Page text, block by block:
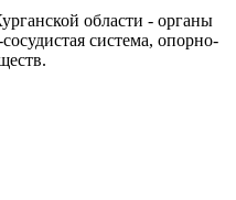
области - органы
система, опорно-